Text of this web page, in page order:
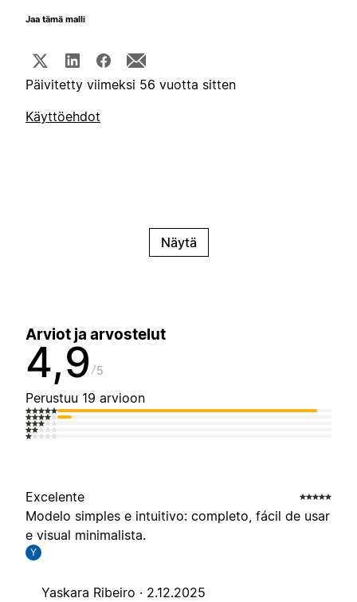
Jaa tämä malli
Päivitetty viimeksi 56 vuotta sitten
Käyttöehdot
Näytä
Arviot ja arvostelut
4,9 5
Perustuu 19 arvioon
Excelente
Modelo simples e intuitivo: completo, fácil de usar
e visual minimalista.
Y
Yaskara Ribeiro · 2.12.2025